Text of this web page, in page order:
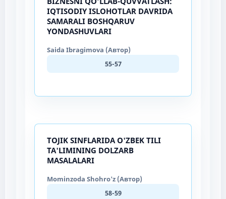
IQTISODIY ISLOHOTLAR DAVRIDA
SAMARALI BOSHQARUV
YONDASHUVLARI
Saida Ibragimova (Автор)
55-57
TOJIK SINFLARIDA O'ZBEK TILI
TA'LIMINING DOLZARB
MASALALARI
Mominzoda Shohro'z (Автор)
58-59